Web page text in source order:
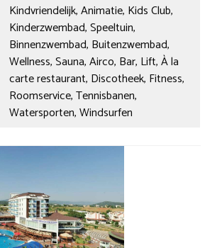
Kindvriendelijk, Animatie, Kids Club,
Kinderzwembad, Speeltuin,
Binnenzwembad, Buitenzwembad,
Wellness, Sauna, Airco, Bar, Lift, À la
carte restaurant, Discotheek, Fitness,
Roomservice, Tennisbanen,
Watersporten, Windsurfen